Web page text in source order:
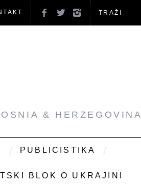
& HERZEGOVINA
PUBLICISTIKA
BLOK O UKRAJINI